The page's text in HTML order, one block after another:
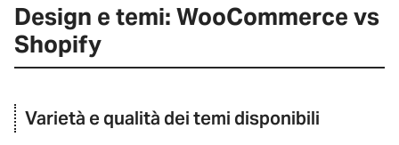
Design e temi: WooCommerce vs
Shopify
Varietà e qualità dei temi disponibili